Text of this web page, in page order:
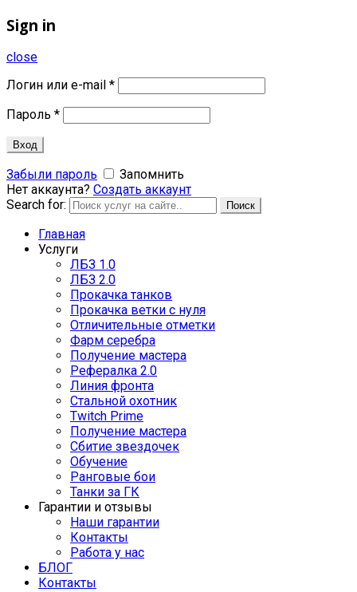
Sign in
close
Логин или e-mail *
Пароль *
Вход
Забыли пароль
Запомнить
Нет аккаунта? Создать аккаунт
Search for:
Поиск
Главная
Услуги
ЛБЗ 1.0
ЛБЗ 2.0
Прокачка танков
Прокачка ветки с нуля
Отличительные отметки
Фарм серебра
Получение мастера
Рефералка 2.0
Линия фронта
Стальной охотник
Twitch Prime
Получение мастера
Сбитие звездочек
Обучение
Ранговые бои
Танки за ГК
Гарантии и отзывы
Наши гарантии
Контакты
Работа у нас
БЛОГ
Контакты